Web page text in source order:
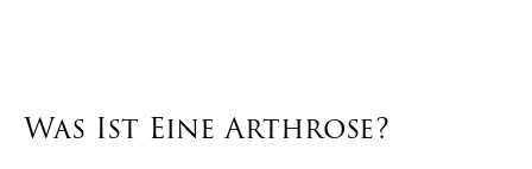
Was Ist Eine Arthrose?